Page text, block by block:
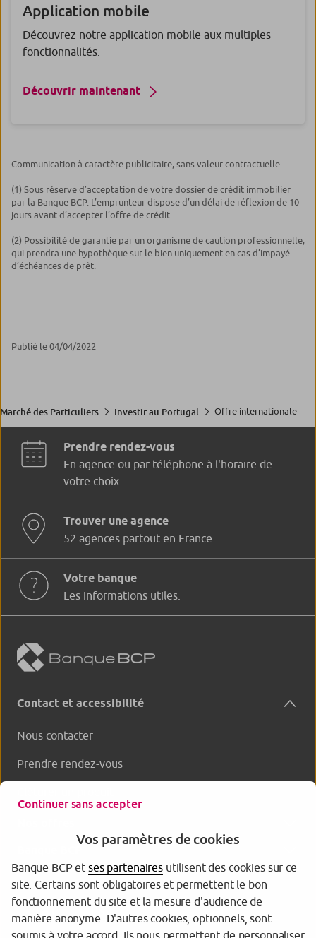
Application mobile
Découvrez notre application mobile aux multiples
fonctionnalités.
Découvrir maintenant
Communication à caractère publicitaire, sans valeur contractuelle
(1) Sous réserve d’acceptation de votre dossier de crédit immobilier
par la Banque BCP. L’emprunteur dispose d’un délai de réflexion de 10
jours avant d’accepter l’offre de crédit.
(2) Possibilité de garantie par un organisme de caution professionnelle,
qui prendra une hypothèque sur le bien uniquement en cas d’impayé
d’échéances de prêt.
Publié le 04/04/2022
Marché des Particuliers Investir au Portugal Offre internationale
Prendre rendez-vous
En agence ou par téléphone à l'horaire de
votre choix.
Trouver une agence
52 agences partout en France.
Votre banque
Les informations utiles.
Contact et accessibilité
Nous contacter
Prendre rendez-vous
Continuer sans accepter
Vos paramètres de cookies
Banque BCP etses partenairesutilisent des cookies sur ce
site. Certains sont obligatoires et permettent le bon
fonctionnement du site et la mesure d'audience de
manière anonyme. D'autres cookies, optionnels, sont
soumis à votre accord. Ils nous permettent de personnaliser